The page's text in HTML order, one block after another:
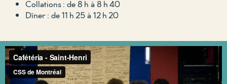
Collations : de 8 h à 8 h 40
Dîner : de 11 h 25 à 12 h 20